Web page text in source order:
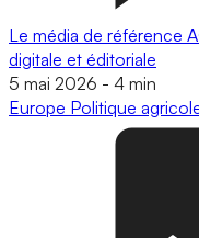
Le média de référence
digitale et éditoriale
5 mai 2026 - 4 min
Europe Politique